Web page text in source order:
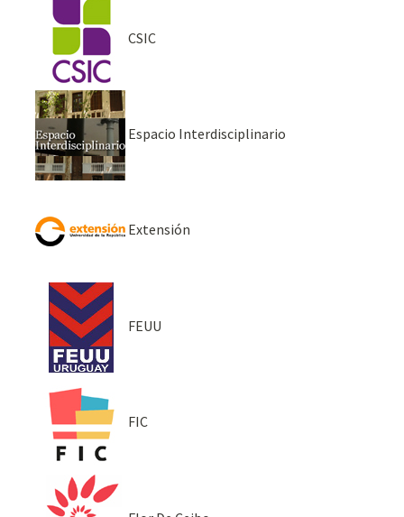
CSIC
Espacio Interdisciplinario
Extensión
FEUU
FIC